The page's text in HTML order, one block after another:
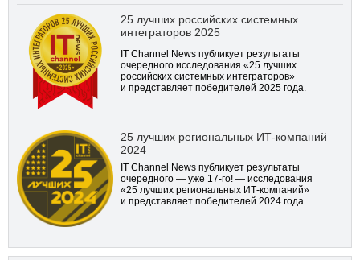
25 лучших российских системных
интеграторов 2025
IT Channel News публикует результаты
очередного исследования «25 лучших
российских системных интеграторов»
и представляет победителей 2025 года.
25 лучших региональных ИТ-компаний
2024
IT Channel News публикует результаты
очередного — уже 17-го! — исследования
«25 лучших региональных ИТ-компаний»
и представляет победителей 2024 года.